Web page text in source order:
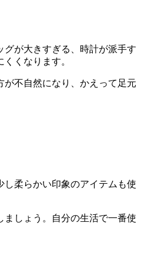
が大きすぎる、時計が派手す
くなります。
不自然になり、かえって足元
柔らかい印象のアイテムも使
しょう。自分の生活で一番使